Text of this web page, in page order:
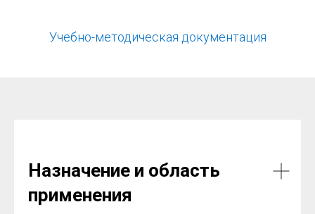
Учебно-методическая документация
Назначение и область
применения